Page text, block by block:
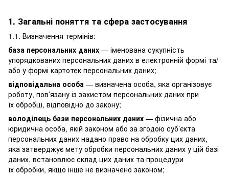
1. Загальні поняття та сфера застосування
1.1. Визначення термінів:
база персональних даних — іменована сукупність
упорядкованих персональних даних в електронній формі та/
або у формі картотек персональних даних;
відповідальна особа — визначена особа, яка організовує
роботу, пов’язану із захистом персональних даних при
їх обробці, відповідно до закону;
володілець бази персональних даних — фізична або
юридична особа, якій законом або за згодою суб’єкта
персональних даних надано право на обробку цих даних,
яка затверджує мету обробки персональних даних у цій базі
даних, встановлює склад цих даних та процедури
їх обробки, якщо інше не визначено законом;